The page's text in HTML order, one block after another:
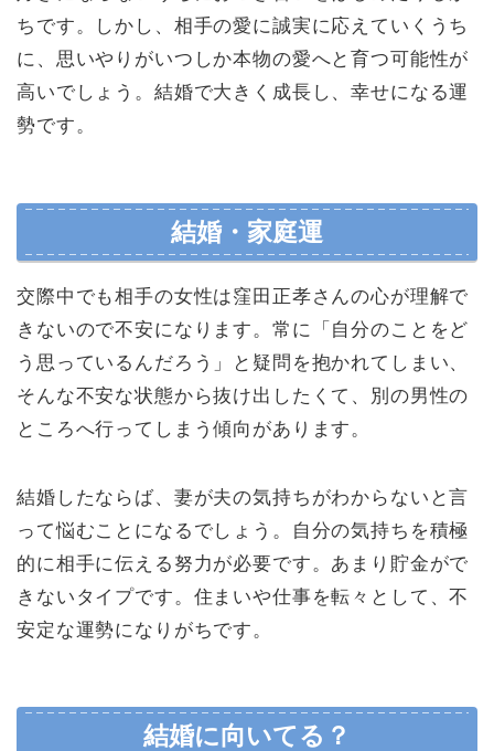
ちです。しかし、相手の愛に誠実に応えていくうち
に、思いやりがいつしか本物の愛へと育つ可能性が
高いでしょう。結婚で大きく成長し、幸せになる運
勢です。
結婚・家庭運
交際中でも相手の女性は窪田正孝さんの心が理解で
きないので不安になります。常に「自分のことをど
う思っているんだろう」と疑問を抱かれてしまい、
そんな不安な状態から抜け出したくて、別の男性の
ところへ行ってしまう傾向があります。
結婚したならば、妻が夫の気持ちがわからないと言
って悩むことになるでしょう。自分の気持ちを積極
的に相手に伝える努力が必要です。あまり貯金がで
きないタイプです。住まいや仕事を転々として、不
安定な運勢になりがちです。
結婚に向いてる？